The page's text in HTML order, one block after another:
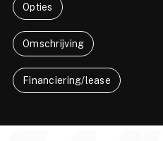
Opties
Omschrijving
Financiering/lease